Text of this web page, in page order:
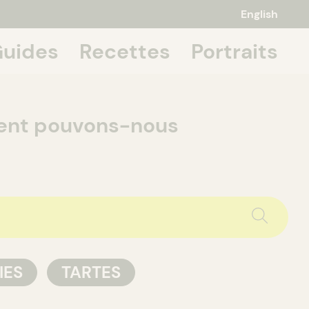
English
Recettes Portraits
it,
pouvons-nous
TARTES